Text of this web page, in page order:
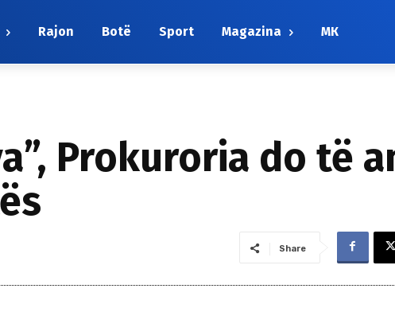
Rajon Botë Sport Magazina МК
Prokuroria do të
Share